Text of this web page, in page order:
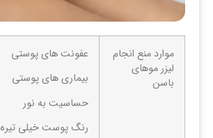
موارد منع انجام
لیزر موهای
باسن
عفونت های پوستی
بیماری های پوستی
حساسیت به نور
رنگ پوست خیلی تیره